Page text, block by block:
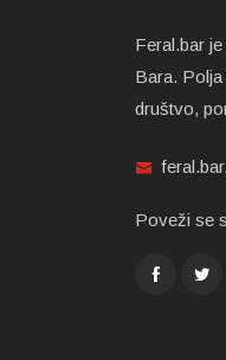
Feral.bar
Bara.
društvo,
Poveži se